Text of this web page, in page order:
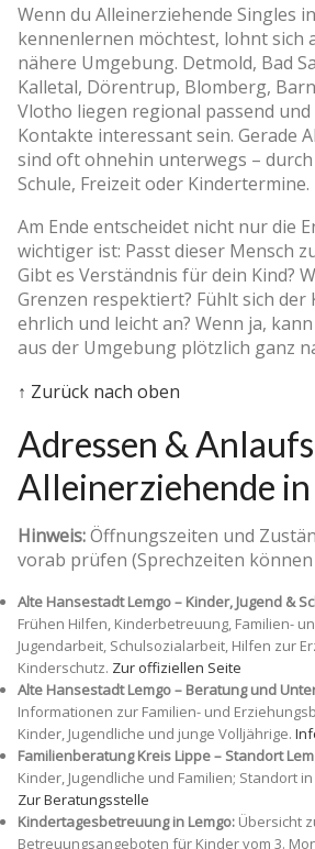
Wenn du Alleinerziehende Singles
kennenlernen möchtest, lohnt sich
nähere Umgebung. Detmold, Bad
Kalletal, Dörentrup, Blomberg,
Vlotho liegen regional passend
Kontakte interessant sein. Gerade
sind oft ohnehin unterwegs – durch
Schule, Freizeit oder Kindertermine.
Am Ende entscheidet nicht nur die
wichtiger ist: Passt dieser Mensch
Gibt es Verständnis für dein Kind?
Grenzen respektiert? Fühlt sich der
ehrlich und leicht an? Wenn ja,
aus der Umgebung plötzlich ganz
↑ Zurück nach oben
Adressen &
Alleinerziehende in
Hinweis:Öffnungszeiten und
vorab prüfen (Sprechzeiten können
Alte Hansestadt Lemgo – Kinder, Jugend &
Frühen Hilfen, Kinderbetreuung, Familien-
Jugendarbeit, Schulsozialarbeit, Hilfen zur
Kinderschutz. Zur offiziellen Seite
Alte Hansestadt Lemgo – Beratung und
Informationen zur Familien- und
Kinder, Jugendliche und junge Volljährige.
Familienberatung Kreis Lippe – Standort
Kinder, Jugendliche und Familien; Standort
Zur Beratungsstelle
Kindertagesbetreuung in Lemgo: Übersicht
Betreuungsangeboten für Kinder vom 3.